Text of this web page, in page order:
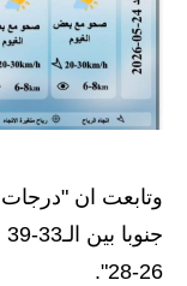
وتابعت ان
26-28".